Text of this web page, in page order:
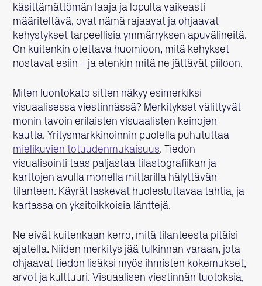
käsittämättömän laaja ja lopulta vaikeasti
määriteltävä, ovat nämä rajaavat ja ohjaavat
kehystykset tarpeellisia ymmärryksen apuvälineitä.
On kuitenkin otettava huomioon, mitä kehykset
nostavat esiin – ja etenkin mitä ne jättävät piiloon.
Miten luontokato sitten näkyy esimerkiksi
visuaalisessa viestinnässä? Merkitykset välittyvät
monin tavoin erilaisten visuaalisten keinojen
kautta. Yritysmarkkinoinnin puolella puhututtaa
mielikuvien totuudenmukaisuus. Tiedon
visualisointi taas paljastaa tilastografiikan ja
karttojen avulla monella mittarilla hälyttävän
tilanteen. Käyrät laskevat huolestuttavaa tahtia, ja
kartassa on yksitoikkoisia länttejä.
Ne eivät kuitenkaan kerro, mitä tilanteesta pitäisi
ajatella. Niiden merkitys jää tulkinnan varaan, jota
ohjaavat tiedon lisäksi myös ihmisten kokemukset,
arvot ja kulttuuri. Visuaalisen viestinnän tuotoksia,